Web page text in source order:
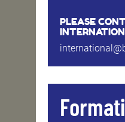
PLEASE